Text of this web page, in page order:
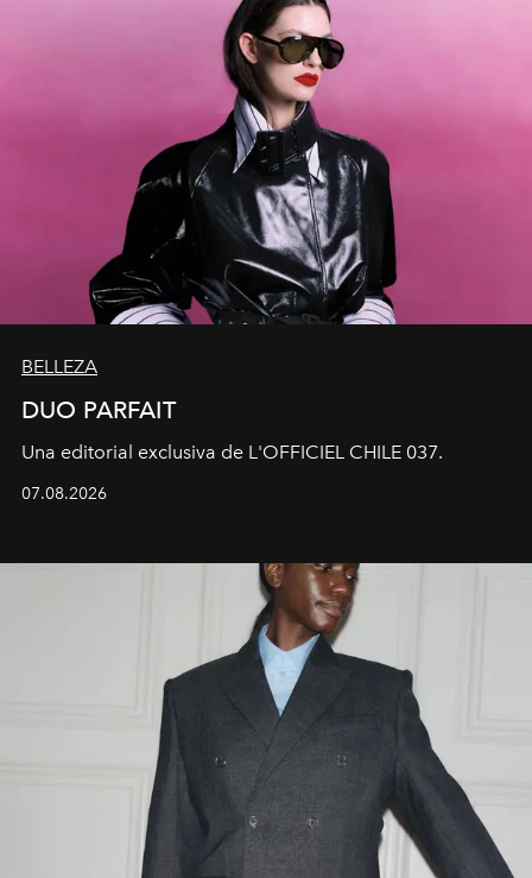
BELLEZA
DUO PARFAIT
Una editorial exclusiva de L'OFFICIEL CHILE 037.
07.08.2026